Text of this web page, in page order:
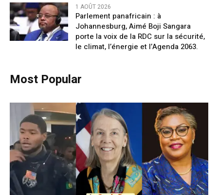
1 AOÛT 2026
Parlement panafricain : à
Johannesburg, Aimé Boji Sangara
porte la voix de la RDC sur la sécurité,
le climat, l’énergie et l’Agenda 2063.
Most Popular